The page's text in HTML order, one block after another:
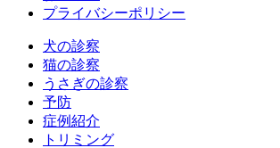
プライバシーポリシー
犬の診察
猫の診察
うさぎの診察
予防
症例紹介
トリミング